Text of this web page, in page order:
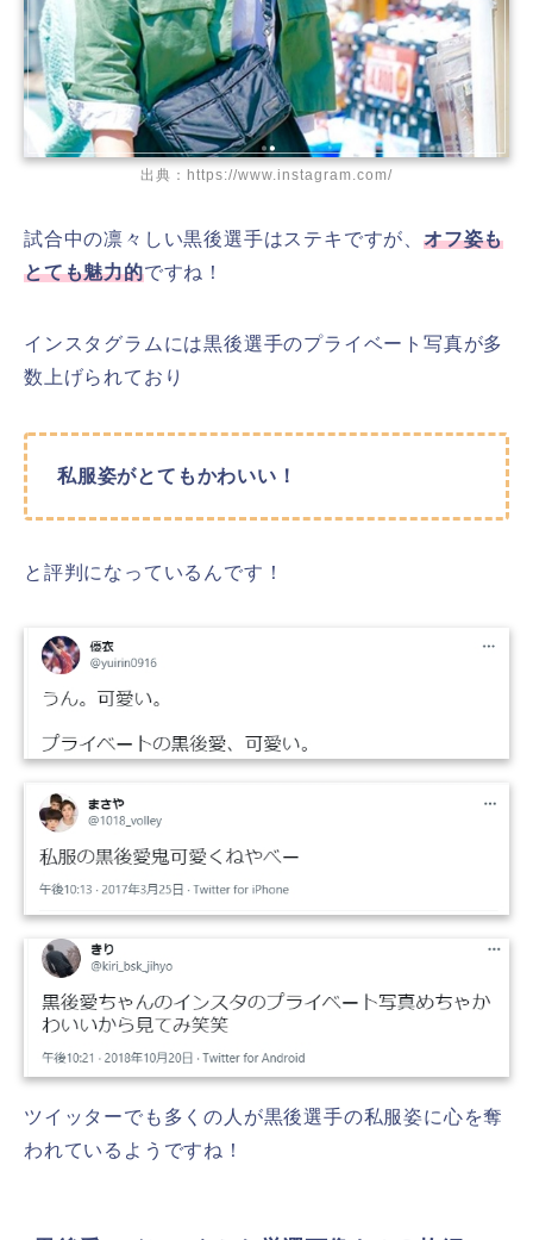
出典：https://www.instagram.com/
試合中の凛々しい黒後選手はステキですが、 オフ姿も
とても魅力的ですね！
インスタグラムには黒後選手のプライベート写真が多
数上げられており
私服姿がとてもかわいい！
と評判になっているんです！
ツイッターでも多くの人が黒後選手の私服姿に心を奪
われているようですね！